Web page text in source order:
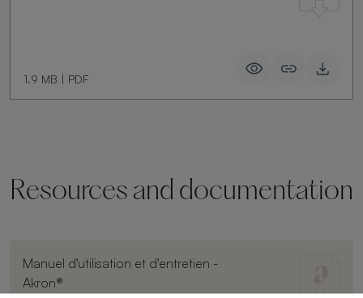
1.9 MB | PDF
Resources and documentation
Manuel d'utilisation et d'entretien -
Akron®